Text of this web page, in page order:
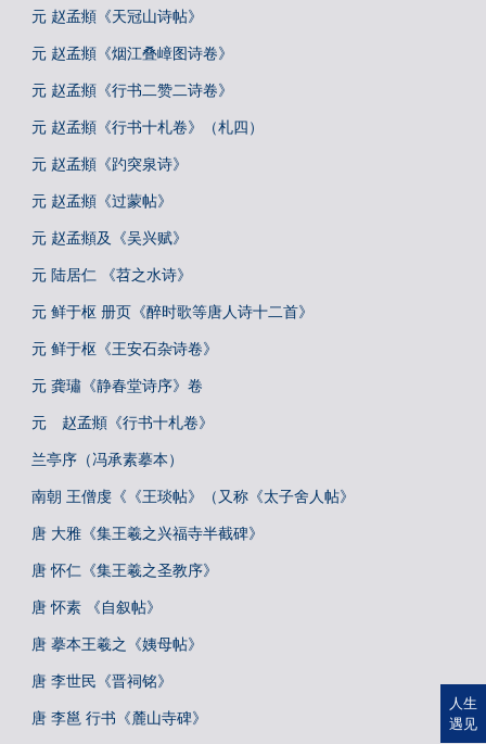
元 赵孟頫《天冠山诗帖》
元 赵孟頫《烟江叠嶂图诗卷》
元 赵孟頫《行书二赞二诗卷》
元 赵孟頫《行书十札卷》（札四）
元 赵孟頫《趵突泉诗》
元 赵孟頫《过蒙帖》
元 赵孟頫及《吴兴赋》
元 陆居仁 《苕之水诗》
元 鲜于枢 册页《醉时歌等唐人诗十二首》
元 鲜于枢《王安石杂诗卷》
元 龚璛《静春堂诗序》卷
元 赵孟頫《行书十札卷》
兰亭序（冯承素摹本）
南朝 王僧虔《《王琰帖》（又称《太子舍人帖》
唐 大雅《集王羲之兴福寺半截碑》
唐 怀仁《集王羲之圣教序》
唐 怀素 《自叙帖》
唐 摹本王羲之《姨母帖》
唐 李世民《晋祠铭》
唐 李邕 行书《麓山寺碑》
人生
遇见